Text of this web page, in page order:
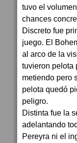
tuvo el
chances
Discreto fue
juego. El
al arco de la
tuvieron pelota
metiendo pero
pelota quedó
peligro.
Distinta fue la
adelantando
Pereyra ni el